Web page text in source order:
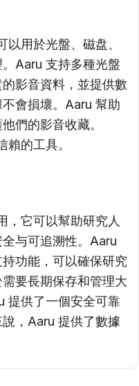
用於光盤、磁盘、
Aaru 支持多種光盤
影音資料，並提供數
會損壞。Aaru 幫助
們的影音收藏。
的工具。
，它可以幫助研究人
与可追溯性。Aaru
功能，可以確保研究
要長期保存和管理大
提供了一個安全可靠
，Aaru 提供了數據